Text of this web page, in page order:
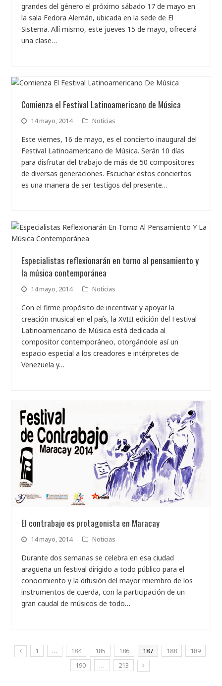
grandes del género el próximo sábado 17 de mayo en
la sala Fedora Alemán, ubicada en la sede de El
Sistema. Allí mismo, este jueves 15 de mayo, ofrecerá
una clase…
Comienza el Festival Latinoamericano de Música
14 mayo, 2014 Noticias
Este viernes, 16 de mayo, es el concierto inaugural del
Festival Latinoamericano de Música. Serán 10 días
para disfrutar del trabajo de más de 50 compositores
de diversas generaciones. Escuchar estos conciertos
es una manera de ser testigos del presente…
Especialistas reflexionarán en torno al pensamiento y
la música contemporánea
14 mayo, 2014 Noticias
Con el firme propósito de incentivar y apoyar la
creación musical en el país, la XVIII edición del Festival
Latinoamericano de Música está dedicada al
compositor contemporáneo, otorgándole así un
espacio especial a los creadores e intérpretes de
Venezuela y…
El contrabajo es protagonista en Maracay
14 mayo, 2014 Noticias
Durante dos semanas se celebra en esa ciudad
aragüeña un festival dirigido a todo público para el
conocimiento y la difusión del mayor miembro de los
instrumentos de cuerda, con la participación de un
gran caudal de músicos de todo…
1 … 184 185 186 187 188
189
190
… 213